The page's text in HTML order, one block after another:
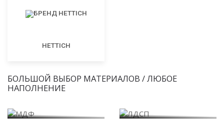
HETTICH
БОЛЬШОЙ ВЫБОР МАТЕРИАЛОВ / ЛЮБОЕ
НАПОЛНЕНИЕ